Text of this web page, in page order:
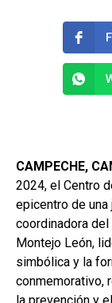
CAMPECHE,
2024, el Centro
epicentro de
coordinadora
Montejo León,
simbólica y la
conmemorativo,